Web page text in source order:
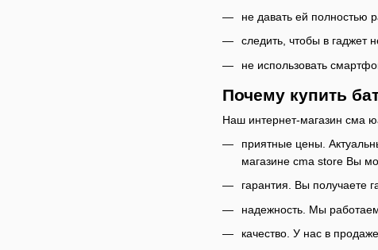
не давать ей полностью
следить, чтобы в гаджет
не использовать
Почему купить
Наш интернет-магазин сма
приятные цены.
магазине cma store Вы
гарантия. Вы получаете
надежность. Мы
качество. У нас в